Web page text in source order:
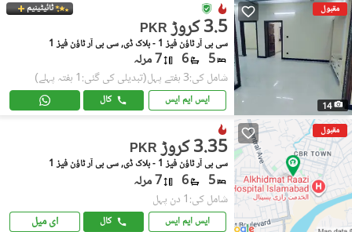
مقبول
14
ٹائیٹینیم
PKR 3.5 کروڑ
سی بی آر ٹاؤن فیز 1 - بلاک ڈی, سی بی آر ٹاؤن فیز 1
5
6 7 مرلہ
شامل کی:3 ہفتے پہل (تبدیلی کی گئی:1 ہفتہ پہلے)
ایس ایم ایس کال
مقبول
PKR 3.35 کروڑ
سی بی آر ٹاؤن فیز 1 - بلاک ڈی, سی بی آر ٹاؤن فیز 1
5
6 7 مرلہ
شامل کی:1 دن پہل
ایس ایم ایس کال ای میل